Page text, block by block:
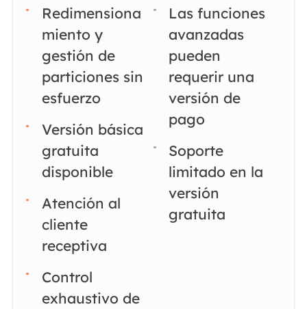
Redimensiona
miento y
gestión de
particiones sin
esfuerzo
Versión básica
gratuita
disponible
Atención al
cliente
receptiva
Control
exhaustivo de
Las funciones
avanzadas
pueden
requerir una
versión de
pago
Soporte
limitado en la
versión
gratuita